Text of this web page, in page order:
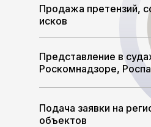
Подача заявки на
объектов
Представление в
Роскомнадзоре,
Продажа претензий,
исков